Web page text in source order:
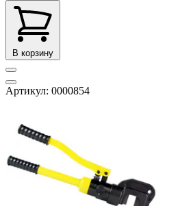
В корзину
Артикул: 0000854